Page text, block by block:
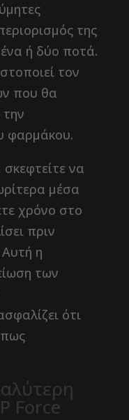
της
ή δύο ποτά.
τον
που θα
φαρμάκου.
να
μέσα
χρόνο στο
πριν
η
των
ότι
Force